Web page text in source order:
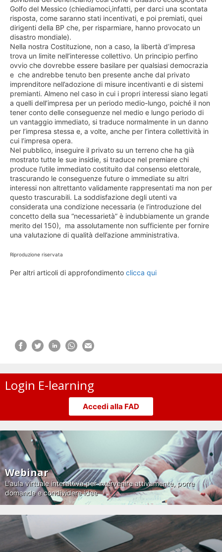
Golfo del Messico (chiediamoci,infatti, per darci una scontata
risposta, come saranno stati incentivati, e poi premiati, quei
dirigenti della BP che, per risparmiare, hanno provocato un
disastro mondiale).
Nella nostra Costituzione, non a caso, la libertà d’impresa
trova un limite nell’interesse collettivo. Un principio perfino
ovvio che dovrebbe essere basilare per qualsiasi democrazia
e che andrebbe tenuto ben presente anche dal privato
imprenditore nell’adozione di misure incentivanti e di sistemi
premianti. Almeno nel caso in cui i propri interessi siano legati
a quelli dell’impresa per un periodo medio-lungo, poiché il non
tener conto delle conseguenze nel medio e lungo periodo di
un vantaggio immediato, si traduce normalmente in un danno
per l’impresa stessa e, a volte, anche per l’intera collettività in
cui l’impresa opera.
Nel pubblico, inseguire il privato su un terreno che ha già
mostrato tutte le sue insidie, si traduce nel premiare chi
produce l’utile immediato costituito dal consenso elettorale,
trascurando le conseguenze future o immediate su altri
interessi non altrettanto validamente rappresentati ma non per
questo trascurabili. La soddisfazione degli utenti va
considerata una condizione necessaria (e l’introduzione del
concetto della sua “necessarietà” è indubbiamente un grande
merito del 150), ma assolutamente non sufficiente per fornire
una valutazione di qualità dell’azione amministrativa.
Riproduzione riservata
Per altri articoli di approfondimento clicca qui
Login E-learning
Accedi alla FAD
Webinar
L'aula virtuale interattiva per intervenire attivamente, porre
domande e condividere idee